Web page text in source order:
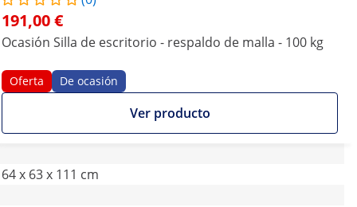
191,00 €
Ocasión Silla de escritorio - respaldo de malla - 100 kg
Oferta De ocasión
Ver producto
64 x 63 x 111 cm